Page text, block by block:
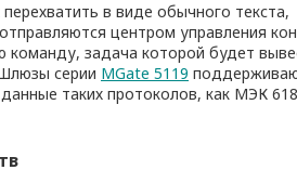
в виде обычного текста,
центром управления
задача которой будет
серии MGate 5119
таких протоколов, как МЭК